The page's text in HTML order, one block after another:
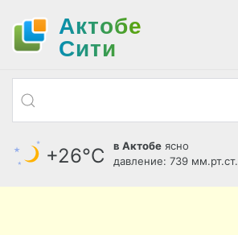
Актобе
Cити
+26°С в Актобе ясно
давление: 739 мм.рт.ст.